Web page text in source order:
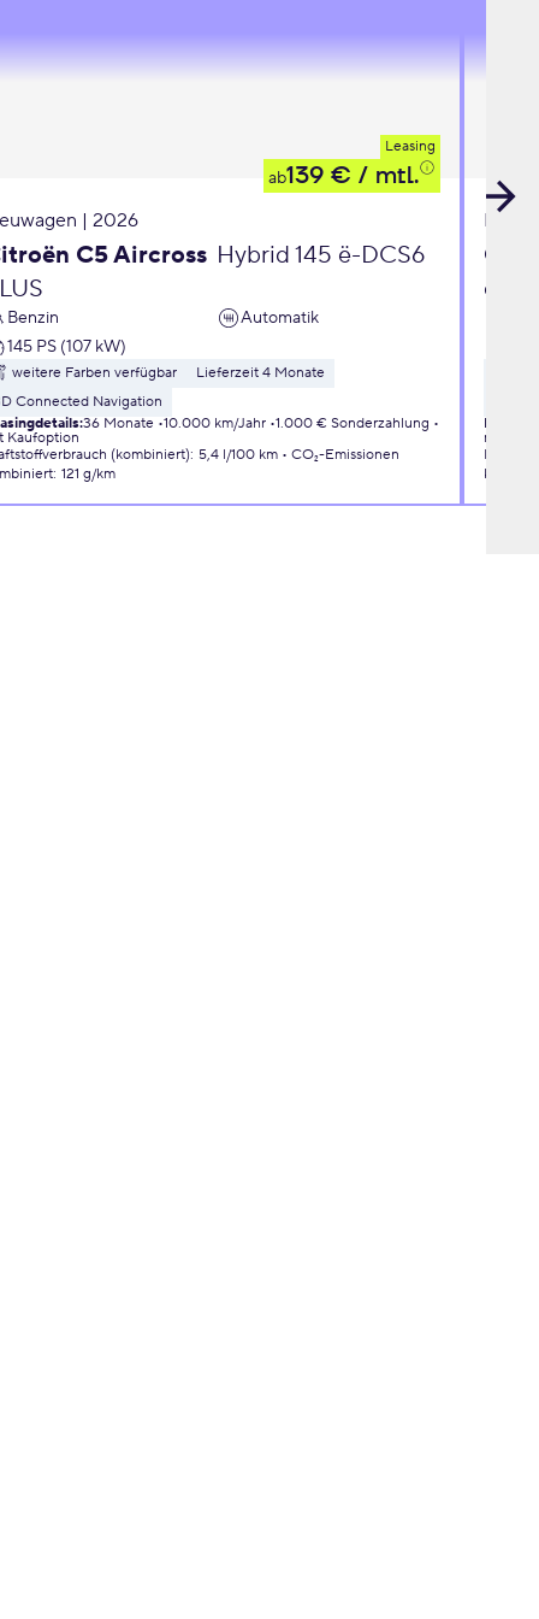
Leasing
ab139 € / mtl.
| 2026
C5 Aircross Hybrid 145 ë-DCS6
Benzin
Automatik
145 PS (107 kW)
weitere Farben verfügbar
Lieferzeit 4 Monate
Connected Navigation
:36 Monate 10.000 km/Jahr 1.000 € Sonderzahlung
Kaufoption
(kombiniert): 5,4 l/100 km
CO₂-Emissionen
: 121 g/km
mit